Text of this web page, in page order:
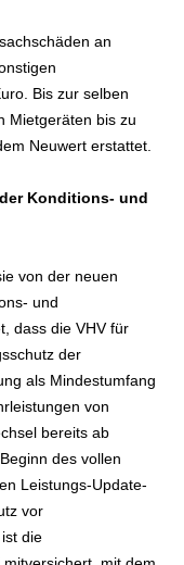
an
Bis zur selben
Mietgeräten bis zu
Neuwert erstattet.
Konditions- und
von der neuen
und
dass die VHV für
der
als Mindestumfang
von
bereits ab
des vollen
Leistungs-Update-
vor
die